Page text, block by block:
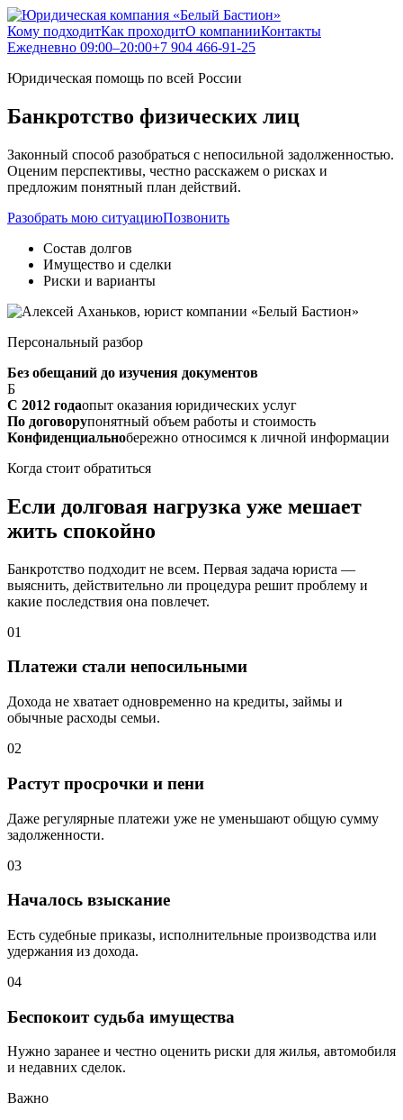
Кому подходитКак проходитО компанииКонтакты
Ежедневно 09:00–20:00+7 904 466-91-25
Юридическая помощь по всей России
Банкротство физических лиц
Законный способ разобраться с непосильной задолженностью.
Оценим перспективы, честно расскажем о рисках и
предложим понятный план действий.
Разобрать мою ситуациюПозвонить
Состав долгов
Имущество и сделки
Риски и варианты
Персональный разбор
Без обещаний до изучения документов
Б
С 2012 годаопыт оказания юридических услуг
По договорупонятный объем работы и стоимость
Конфиденциальнобережно относимся к личной информации
Когда стоит обратиться
Если долговая нагрузка уже мешает
жить спокойно
Банкротство подходит не всем. Первая задача юриста —
выяснить, действительно ли процедура решит проблему и
какие последствия она повлечет.
01
Платежи стали непосильными
Дохода не хватает одновременно на кредиты, займы и
обычные расходы семьи.
02
Растут просрочки и пени
Даже регулярные платежи уже не уменьшают общую сумму
задолженности.
03
Началось взыскание
Есть судебные приказы, исполнительные производства или
удержания из дохода.
04
Беспокоит судьба имущества
Нужно заранее и честно оценить риски для жилья, автомобиля
и недавних сделок.
Важно